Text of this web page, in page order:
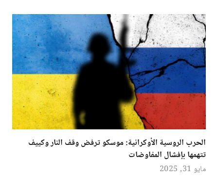
الحرب الروسية الأوكرانية: موسكو ترفض وقف النار وكييف
تتهمها بإفشال المفاوضات
مايو 31, 2025